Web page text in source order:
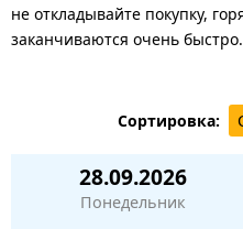
не откладывайте покупку,
заканчиваются очень быстро.
Сортировка:
28.09.2026
Понедельник